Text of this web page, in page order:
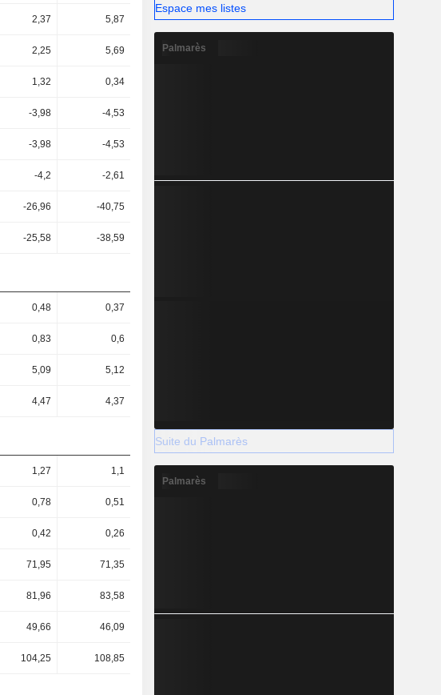
2,37 5,87
2,25 5,69
1,32 0,34
-3,98 -4,53
-3,98 -4,53
-4,2 -2,61
-26,96 -40,75
-25,58 -38,59
0,48 0,37
0,83 0,6
5,09 5,12
4,47 4,37
1,27 1,1
0,78 0,51
0,42 0,26
71,95 71,35
81,96 83,58
49,66 46,09
104,25 108,85
Espace mes listes
Palmarès
Suite du Palmarès
Palmarès